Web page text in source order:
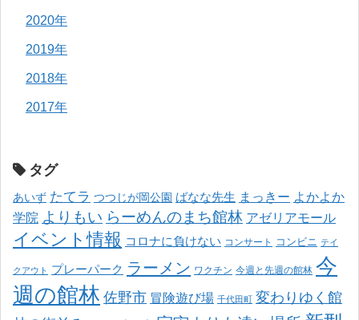
2020年
2019年
2018年
2017年
タグ
あいず たてラ つつじが岡公園 ばなな先生 まっきー よかよか
学院 よりもい らーめんのまち館林 アゼリアモール
イベント情報 コロナに負けない コンサート コンビニ テイ
クアウト プレーパーク ラーメン ワクチン 今週と先週の館林 今
週の館林 佐野市 冒険遊び場 千代田町 変わりゆく館